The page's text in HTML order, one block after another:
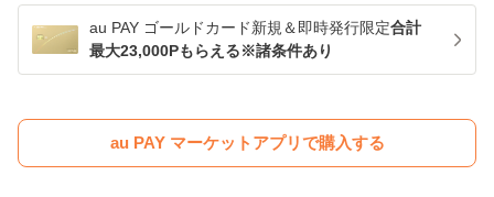
au PAY ゴールドカード新規＆即時発行限定合計
最大23,000Pもらえる※諸条件あり
au PAY マーケットアプリで購入する